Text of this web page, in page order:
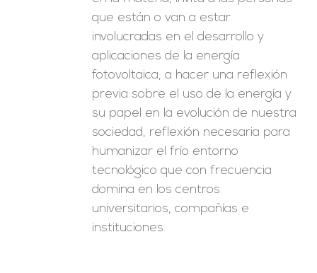
que están o van a estar
involucradas en el desarrollo y
aplicaciones de la energía
fotovoltaica, a hacer una reflexión
previa sobre el uso de la energía y
su papel en la evolución de nuestra
sociedad, reflexión necesaria para
humanizar el frío entorno
tecnológico que con frecuencia
domina en los centros
universitarios, compañías e
instituciones.